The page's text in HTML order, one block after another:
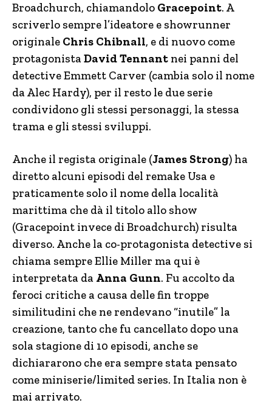
Broadchurch, chiamandolo Gracepoint. A
scriverlo sempre l’ideatore e showrunner
originale Chris Chibnall, e di nuovo come
protagonistaDavid Tennant nei panni del
detective Emmett Carver (cambia solo il nome
da Alec Hardy), per il resto le due serie
condividono gli stessi personaggi, la stessa
trama e gli stessi sviluppi.
Anche il regista originale (James Strong) ha
diretto alcuni episodi del remake Usa e
praticamente solo il nome della località
marittima che dà il titolo allo show
(Gracepoint invece di Broadchurch) risulta
diverso. Anche la co-protagonista detective si
chiama sempre Ellie Miller ma qui è
interpretata da Anna Gunn. Fu accolto da
feroci critiche a causa delle fin troppe
similitudini che ne rendevano “inutile” la
creazione, tanto che fu cancellato dopo una
sola stagione di 10 episodi, anche se
dichiararono che era sempre stata pensato
come miniserie/limited series. In Italia non è
mai arrivato.